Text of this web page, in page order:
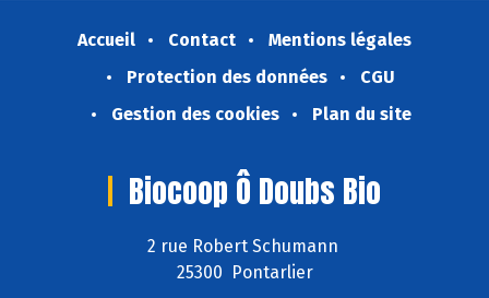
Accueil Contact
Mentions légales
Protection des données
CGU
Gestion des cookies
Plan du site
Biocoop Ô Doubs Bio
2 rue Robert Schumann
25300 Pontarlier